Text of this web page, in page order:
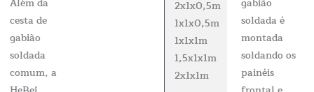
Além da
cesta de
gabião
soldada
comum, a
2x1x0,5m
1x1x0,5m
1x1x1m
1,5x1x1m
2x1x1m
gabião
soldada é
montada
soldando os
painéis